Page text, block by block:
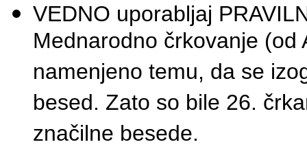
VEDNO uporabljaj
Mednarodno črkovanje
namenjeno temu, da se
besed. Zato so bile 26.
značilne besede.